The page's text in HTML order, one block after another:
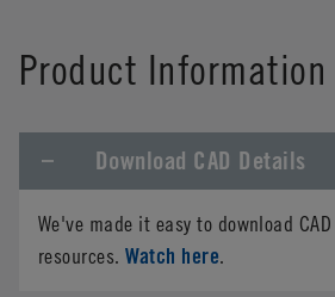
Product Information
Download CAD Details
We've made it easy to download
resources.Watch here.